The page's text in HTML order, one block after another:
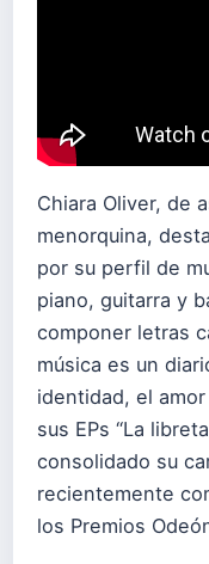
Chiara Oliver, de
menorquina,
por su perfil de
piano, guitarra y
componer letras
música es un
identidad, el
sus EPs “La
consolidado su
recientemente
los Premios